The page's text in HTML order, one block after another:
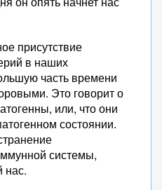
присутствие
в наших
часть времени
Это говорит о
или, что они
состоянии.
системы,
нас.